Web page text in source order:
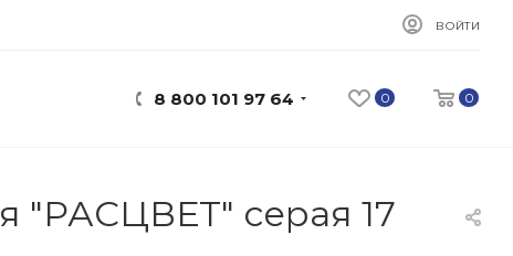
ВОЙТИ
0 0
8 800 101 97 64
"РАСЦВЕТ" серая 17